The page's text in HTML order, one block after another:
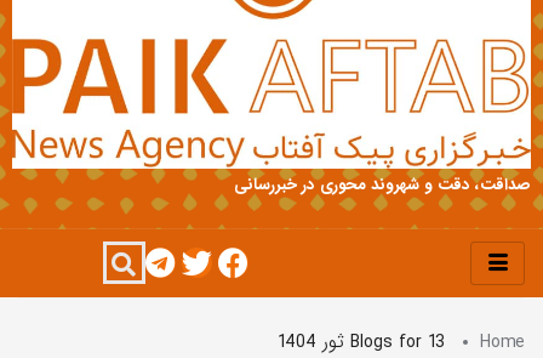
صداقت، دقت و شهروند محوری در خبررسانی
Home Blogs for 13 ثور 1404